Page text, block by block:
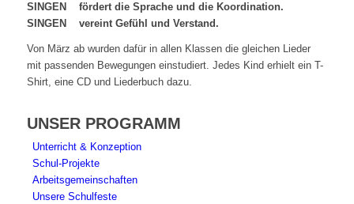
SINGEN fördert die Sprache und die Koordination.
SINGEN vereint Gefühl und Verstand.
Von März ab wurden dafür in allen Klassen die gleichen Lieder
mit passenden Bewegungen einstudiert. Jedes Kind erhielt ein T-
Shirt, eine CD und Liederbuch dazu.
UNSER PROGRAMM
Unterricht & Konzeption
Schul-Projekte
Arbeitsgemeinschaften
Unsere Schulfeste